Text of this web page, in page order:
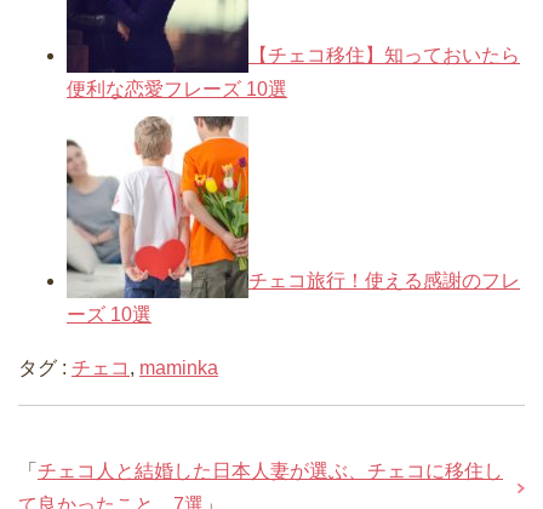
【チェコ移住】知っておいたら
便利な恋愛フレーズ 10選
チェコ旅行！使える感謝のフレ
ーズ 10選
タグ : チェコ , maminka
「 チェコ人と結婚した日本人妻が選ぶ、チェコに移住し
て良かったこと 7選 」